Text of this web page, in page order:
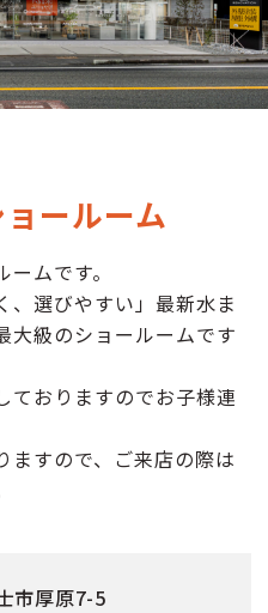
ールーム
ムです。
、選びやすい」最新水ま
大級のショールームです
ておりますのでお子様連
ますので、ご来店の際は
市厚原7-5